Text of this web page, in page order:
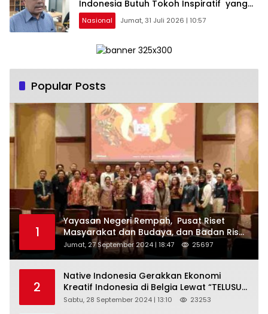
Indonesia Butuh Tokoh Inspiratif yang
Konsisten Memperjuangkan Demokrasi,
Keadilan, dan Nilai-nilai Kemanusiaan
Sastra.
Nasional Jumat, 31 Juli 2026 | 10:57
Popular Posts
1
Yayasan Negeri Rempah, Pusat Riset
Masyarakat dan Budaya, dan Badan Riset
dan Inovasi Nasional ( BRIN ) Sukses
Gelar International Forum on Spice
Jumat, 27 September 2024 | 18:47 25697
2
Native Indonesia Gerakkan Ekonomi
Kreatif Indonesia di Belgia Lewat “TELUSUR
Kain Indonesia”
Sabtu, 28 September 2024 | 13:10 23253